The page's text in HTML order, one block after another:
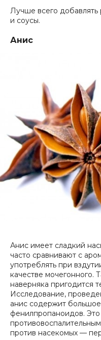
Лучше всего добавлять
и соусы.
Анис
Анис имеет сладкий
часто сравнивают с
употреблять при
качестве мочегонного.
наверняка пригодится
Исследование,
анис содержит большое
фенилпропаноидов.
против насекомых —